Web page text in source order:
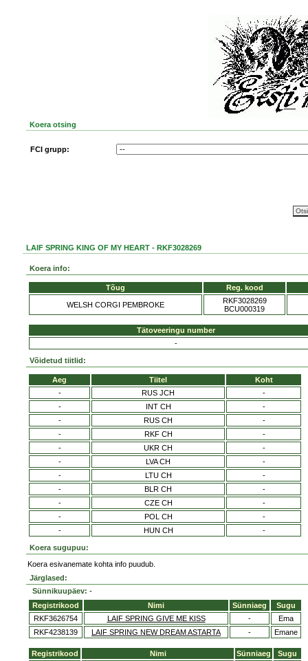
Koera otsing
FCI grupp:
LAIF SPRING KING OF MY HEART - RKF3028269
Koera info:
Tõug Reg. kood
WELSH CORGI PEMBROKE
RKF3028269
BCU000319
Tätoveeringu number
-
Võidetud tiitlid:
Aeg Tiitel
Koht
-
RUS JCH
-
-
INT CH
-
-
RUS CH
-
-
RKF CH
-
-
UKR CH
-
-
LVA CH
-
-
LTU CH
-
-
BLR CH
-
-
CZE CH
-
-
POL CH
-
-
HUN CH -
Koera sugupuu:
Koera esivanemate kohta info puudub.
Järglased:
Sünnikuupäev: -
Registrikood
Nimi Sünniaeg
Sugu
RKF3626754
LAIF SPRING GIVE ME KISS -
Ema
RKF4238139
LAIF SPRING NEW DREAM ASTARTA - Emane
Registrikood Nimi Sünniaeg
Sugu